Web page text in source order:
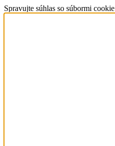
Spravujte súhlas so súbormi cookie